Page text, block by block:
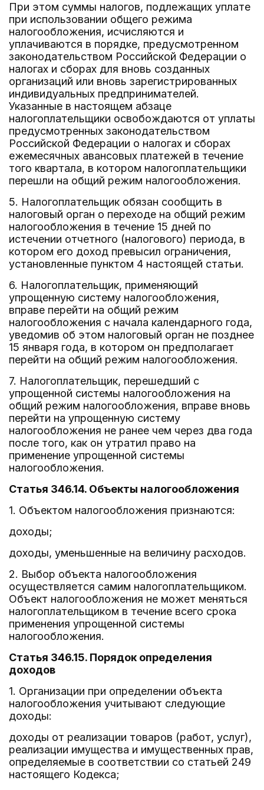
При этом суммы налогов, подлежащих уплате
при использовании общего режима
налогообложения, исчисляются и
уплачиваются в порядке, предусмотренном
законодательством Российской Федерации о
налогах и сборах для вновь созданных
организаций или вновь зарегистрированных
индивидуальных предпринимателей.
Указанные в настоящем абзаце
налогоплательщики освобождаются от уплаты
предусмотренных законодательством
Российской Федерации о налогах и сборах
ежемесячных авансовых платежей в течение
того квартала, в котором налогоплательщики
перешли на общий режим налогообложения.
5. Налогоплательщик обязан сообщить в
налоговый орган о переходе на общий режим
налогообложения в течение 15 дней по
истечении отчетного (налогового) периода, в
котором его доход превысил ограничения,
установленные пунктом 4 настоящей статьи.
6. Налогоплательщик, применяющий
упрощенную систему налогообложения,
вправе перейти на общий режим
налогообложения с начала календарного года,
уведомив об этом налоговый орган не позднее
15 января года, в котором он предполагает
перейти на общий режим налогообложения.
7. Налогоплательщик, перешедший с
упрощенной системы налогообложения на
общий режим налогообложения, вправе вновь
перейти на упрощенную систему
налогообложения не ранее чем через два года
после того, как он утратил право на
применение упрощенной системы
налогообложения.
Статья 346.14. Объекты налогообложения
1. Объектом налогообложения признаются:
доходы;
доходы, уменьшенные на величину расходов.
2. Выбор объекта налогообложения
осуществляется самим налогоплательщиком.
Объект налогообложения не может меняться
налогоплательщиком в течение всего срока
применения упрощенной системы
налогообложения.
Статья 346.15. Порядок определения
доходов
1. Организации при определении объекта
налогообложения учитывают следующие
доходы:
доходы от реализации товаров (работ, услуг),
реализации имущества и имущественных прав,
определяемые в соответствии со статьей 249
настоящего Кодекса;